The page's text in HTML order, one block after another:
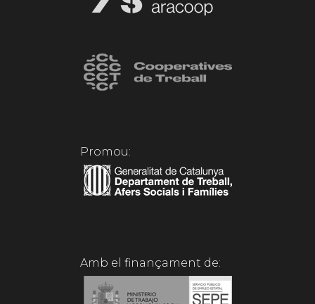
Promou:
Amb el finançament de: